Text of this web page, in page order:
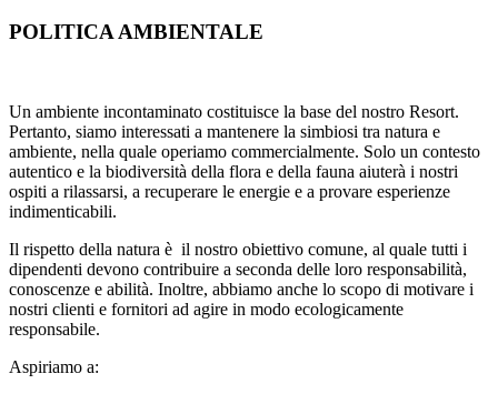
POLITICA AMBIENTALE
Un ambiente incontaminato costituisce la base del nostro Resort.
Pertanto, siamo interessati a mantenere la simbiosi tra natura e
ambiente, nella quale operiamo commercialmente. Solo un contesto
autentico e la biodiversità della flora e della fauna aiuterà i nostri
ospiti a rilassarsi, a recuperare le energie e a provare esperienze
indimenticabili.
Il rispetto della natura è il nostro obiettivo comune, al quale tutti i
dipendenti devono contribuire a seconda delle loro responsabilità,
conoscenze e abilità. Inoltre, abbiamo anche lo scopo di motivare i
nostri clienti e fornitori ad agire in modo ecologicamente
responsabile.
Aspiriamo a: